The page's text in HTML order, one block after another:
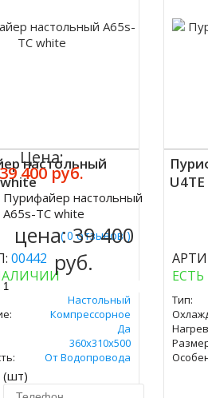
настольный
( 0 отзывов )
00442
Настольный
Компрессорное
Да
360x310x500
От Водопровода
Цена:
39 400 руб.
Пурифайер настольный
A65s-TC white
цена:39 400
руб.
(шт)
Тип: